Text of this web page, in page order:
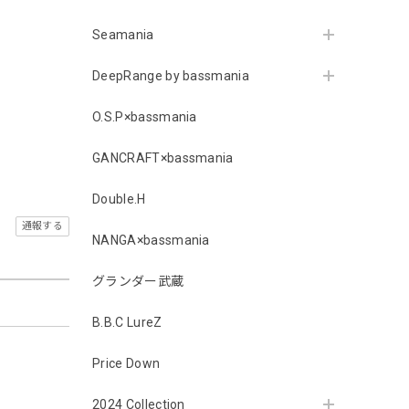
Seamania
DeepRange by bassmania
O.S.P×bassmania
GANCRAFT×bassmania
Double.H
NANGA×bassmania
グランダー武蔵
B.B.C LureZ
Price Down
2024 Collection
通報する